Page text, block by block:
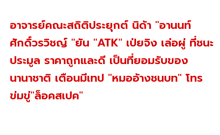
อาจารย์คณะสถิติประยุกต์ นิด้า "อานนท์
ศักดิ์วรวิชญ์ "ยัน "ATK" เป่ยจิง เล่อผู่ ที่ชนะ
ประมูล ราคาถูกและดี เป็นที่ยอมรับของ
นานาชาติ เตือนมีเทป "หมออ้างชนบท" โทร
ข่มขู่"ล็อคสเปค"